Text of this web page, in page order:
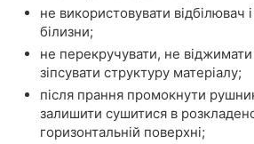
не використовувати відбілювач
білизни;
не перекручувати, не
зіпсувати структуру матеріалу;
після прання промокнути
залишити сушитися в
горизонтальній поверхні;